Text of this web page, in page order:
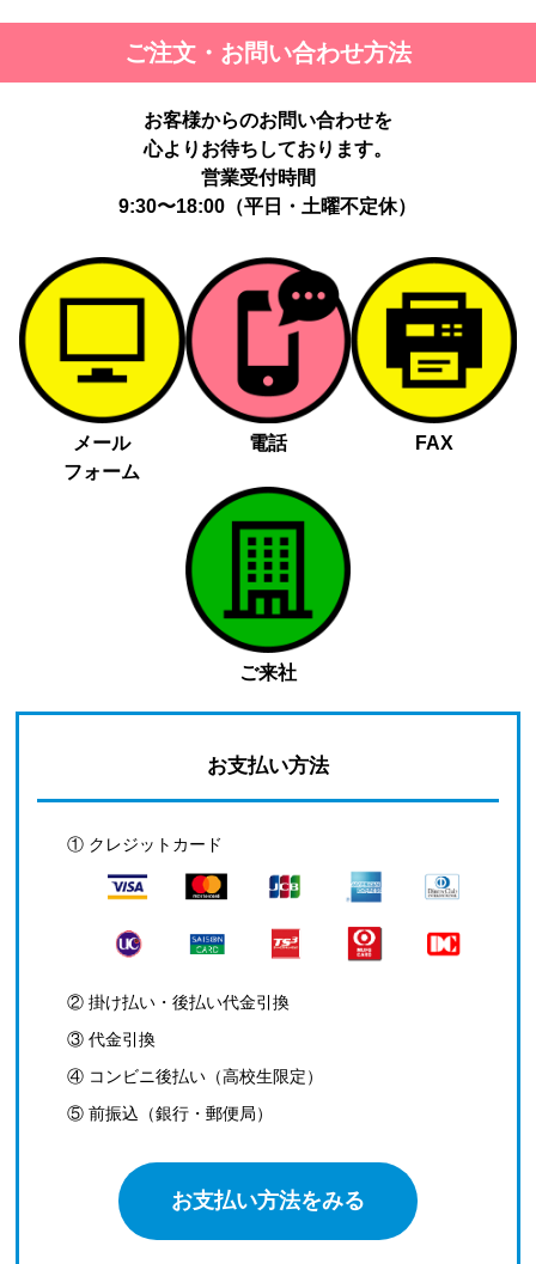
ご注文・お問い合わせ方法
お客様からのお問い合わせを
心よりお待ちしております。
営業受付時間
9:30〜18:00（平日・土曜不定休）
メール
フォーム
電話 FAX
ご来社
お支払い方法
① クレジットカード
② 掛け払い・後払い代金引換
③ 代金引換
④ コンビニ後払い（高校生限定）
⑤ 前振込（銀行・郵便局）
お支払い方法をみる